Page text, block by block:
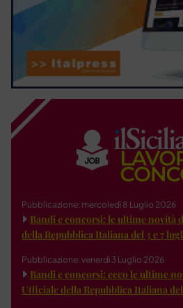
Pubblicazione: mercoledì 8 Luglio 2026
Bandi e concorsi: le ultime novità
della Repubblica Italiana del 3 e 7
Pubblicazione: venerdì 3 Luglio 2026
Bandi e concorsi: ecco le ultime
Ufficiale della Repubblica Italiana